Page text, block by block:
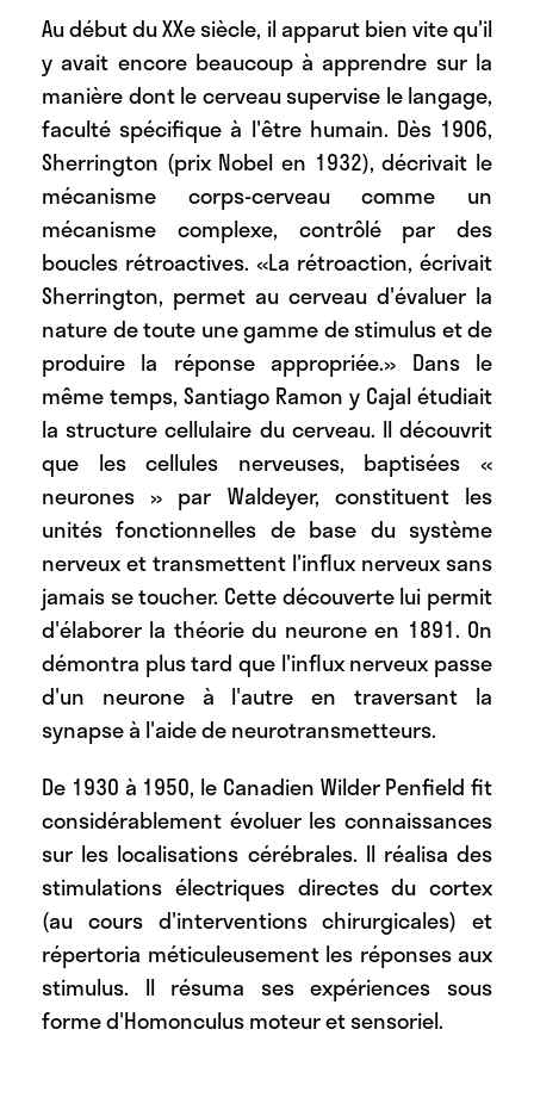
Au début du XXe siècle, il apparut bien vite qu'il
y avait encore beaucoup à apprendre sur la
manière dont le cerveau supervise le langage,
faculté spécifique à l'être humain. Dès 1906,
Sherrington (prix Nobel en 1932), décrivait le
mécanisme corps-cerveau comme un
mécanisme complexe, contrôlé par des
boucles rétroactives. «La rétroaction, écrivait
Sherrington, permet au cerveau d'évaluer la
nature de toute une gamme de stimulus et de
produire la réponse appropriée.» Dans le
même temps, Santiago Ramon y Cajal étudiait
la structure cellulaire du cerveau. Il découvrit
que les cellules nerveuses, baptisées «
neurones » par Waldeyer, constituent les
unités fonctionnelles de base du système
nerveux et transmettent l'influx nerveux sans
jamais se toucher. Cette découverte lui permit
d'élaborer la théorie du neurone en 1891. On
démontra plus tard que l'influx nerveux passe
d'un neurone à l'autre en traversant la
synapse à l'aide de neurotransmetteurs.
De 1930 à 1950, le Canadien Wilder Penfield fit
considérablement évoluer les connaissances
sur les localisations cérébrales. Il réalisa des
stimulations électriques directes du cortex
(au cours d'interventions chirurgicales) et
répertoria méticuleusement les réponses aux
stimulus. Il résuma ses expériences sous
forme d'Homonculus moteur et sensoriel.